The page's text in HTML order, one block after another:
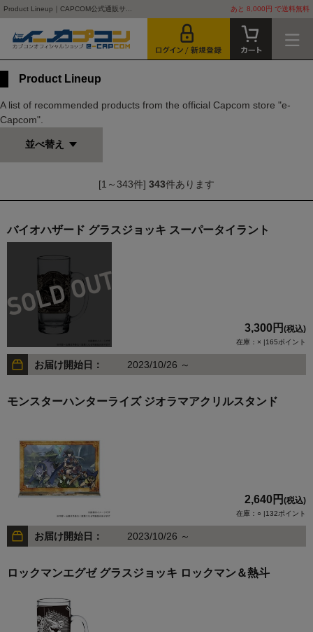
Product Lineup｜CAPCOM公式通販サ... あと 8,000円 で送料無料
Product Lineup
A list of recommended products from the official Capcom store "e-
Capcom".
並べ替え
[1～343件] 343件あります
バイオハザード グラスジョッキ スーパータイラント
3,300円 (税込)
在庫：× |165ポイント
お届け開始日： 2023/10/26 ～
モンスターハンターライズ ジオラマアクリルスタンド
2,640円 (税込)
在庫：○ |132ポイント
お届け開始日： 2023/10/26 ～
ロックマンエグゼ グラスジョッキ ロックマン＆熱斗